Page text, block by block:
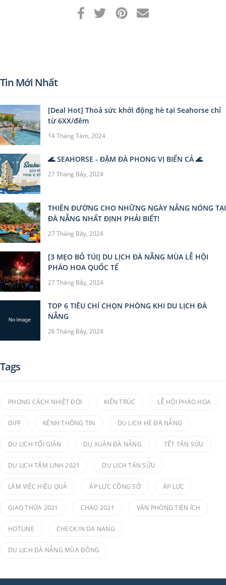
Tin Mới Nhất
[Deal Hot] Thoả sức khởi động hè tại Seahorse chỉ
từ 6XX/đêm
14 Tháng Tám, 2024
🌊 SEAHORSE - ĐẬM ĐÀ PHONG VỊ BIỂN CẢ 🌊
27 Tháng Bảy, 2024
THIÊN ĐƯỜNG CHO NHỮNG NGÀY NẮNG NÓNG TẠI
ĐÀ NẴNG NHẤT ĐỊNH PHẢI BIẾT!
27 Tháng Bảy, 2024
[3 MẸO BỎ TÚI] DU LỊCH ĐÀ NẴNG MÙA LỄ HỘI
PHÁO HOA QUỐC TẾ
27 Tháng Bảy, 2024
TOP 6 TIÊU CHÍ CHỌN PHÒNG KHI DU LỊCH ĐÀ
NẴNG
26 Tháng Bảy, 2024
Tags
PHONG CÁCH NHIỆT ĐỚI KIẾN TRÚC LỄ HỘI PHÁO HOA
DIFF KÊNH THÔNG TIN DU LỊCH HÈ ĐÀ NẴNG
DU LỊCH TỐI GIẢN DU XUÂN ĐÀ NẴNG TẾT TÂN SỬU
DU LỊCH TÂM LINH 2021 DU LỊCH TÂN SỬU
LÀM VIỆC HIỆU QUẢ ÁP LỰC CÔNG SỞ ÁP LỰC
GIAO THỪA 2021 CHÀO 2021 VĂN PHÒNG TIỆN ÍCH
HOTLINE CHECK IN DA NANG
DU LỊCH ĐÀ NẴNG MÙA ĐÔNG